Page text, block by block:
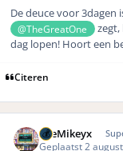
De deuce voor 3dagen
@TheGreatOne zegt,
dag lopen! Hoort een
Citeren
TheMikeyx
Geplaatst2